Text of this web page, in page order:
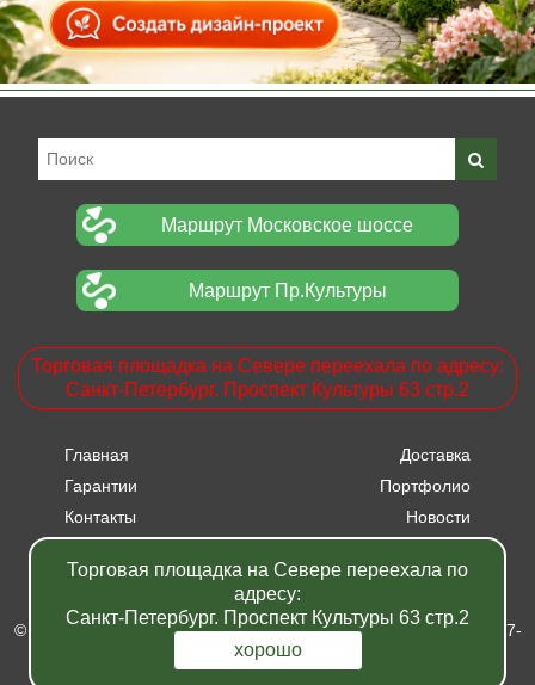
Маршрут Московское шоссе
Маршрут Пр.Культуры
Торговая площадка на Севере переехала по адресу:
Санкт-Петербург. Проспект Культуры 63 стр.2
Главная
Доставка
Гарантии
Портфолио
Контакты
Новости
Акции
© Питомник растений "Фавн" - Санкт-Петербург - Москва 2007-
2024
Торговая площадка на Севере переехала по
адресу:
Санкт-Петербург. Проспект Культуры 63 стр.2
хорошо